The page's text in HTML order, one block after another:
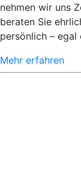
nehmen wir uns
beraten Sie
persönlich –
Mehr erfahren